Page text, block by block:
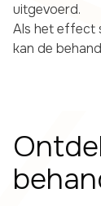
uitgevoerd.
Als het effect
kan de